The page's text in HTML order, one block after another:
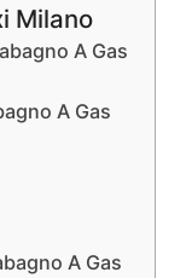
Milano
A Gas
A Gas
A Gas